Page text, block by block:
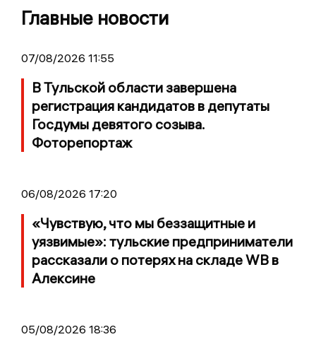
Главные новости
07/08/2026 11:55
В Тульской области завершена
регистрация кандидатов в депутаты
Госдумы девятого созыва.
Фоторепортаж
06/08/2026 17:20
«Чувствую, что мы беззащитные и
уязвимые»: тульские предприниматели
рассказали о потерях на складе WB в
Алексине
05/08/2026 18:36